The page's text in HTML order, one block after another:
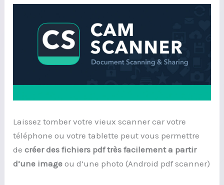
Laissez tomber votre vieux scanner car votre
téléphone ou votre tablette peut vous permettre
decréer des fichiers pdf très facilement a partir
d’une image ou d’une photo (Android pdf scanner)